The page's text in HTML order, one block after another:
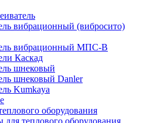
вибрационный (вибросито)
вибрационный МПС-В
Каскад
шнековый
шнековый Danler
Kumkaya
оборудования
для теплового оборудования